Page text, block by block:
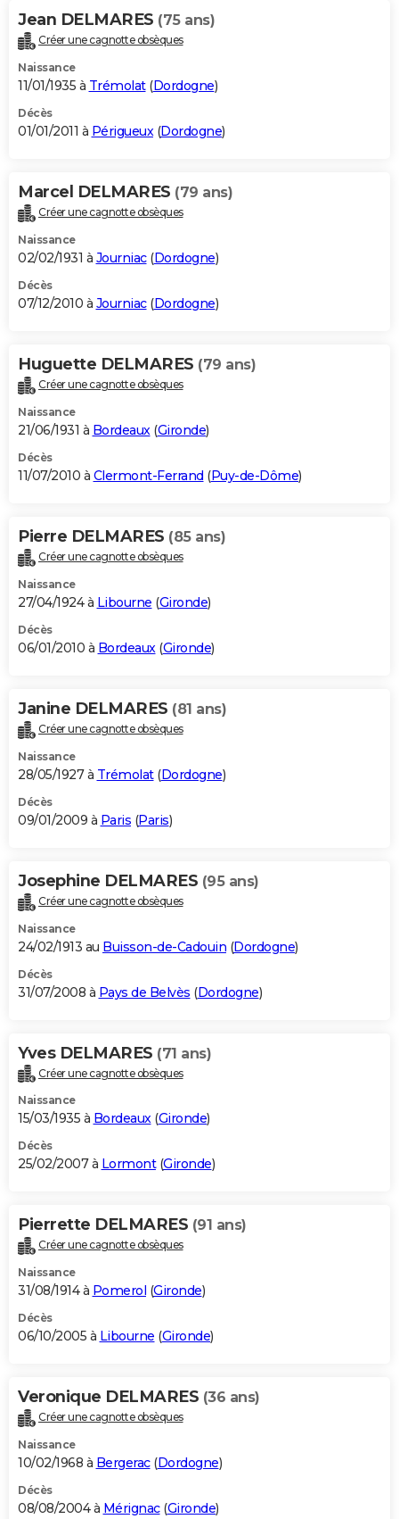
Jean DELMARES (75 ans)
Créer une cagnotte obsèques
Naissance
11/01/1935 à Trémolat(Dordogne)
Décès
01/01/2011 à Périgueux(Dordogne)
Marcel DELMARES (79 ans)
Créer une cagnotte obsèques
Naissance
02/02/1931 à Journiac(Dordogne)
Décès
07/12/2010 à Journiac(Dordogne)
Huguette DELMARES (79 ans)
Créer une cagnotte obsèques
Naissance
21/06/1931 à Bordeaux(Gironde)
Décès
11/07/2010 à Clermont-Ferrand (Puy-de-Dôme)
Pierre DELMARES (85 ans)
Créer une cagnotte obsèques
Naissance
27/04/1924 à Libourne (Gironde)
Décès
06/01/2010 à Bordeaux(Gironde)
Janine DELMARES (81 ans)
Créer une cagnotte obsèques
Naissance
28/05/1927 à Trémolat(Dordogne)
Décès
09/01/2009 à Paris (Paris)
Josephine DELMARES (95 ans)
Créer une cagnotte obsèques
Naissance
24/02/1913 au Buisson-de-Cadouin (Dordogne)
Décès
31/07/2008 à Pays de Belvès (Dordogne)
Yves DELMARES (71 ans)
Créer une cagnotte obsèques
Naissance
15/03/1935 à Bordeaux(Gironde)
Décès
25/02/2007 à Lormont(Gironde)
Pierrette DELMARES (91 ans)
Créer une cagnotte obsèques
Naissance
31/08/1914 à Pomerol (Gironde)
Décès
06/10/2005 à Libourne (Gironde)
Veronique DELMARES (36 ans)
Créer une cagnotte obsèques
Naissance
10/02/1968 à Bergerac(Dordogne)
Décès
08/08/2004 à Mérignac(Gironde)